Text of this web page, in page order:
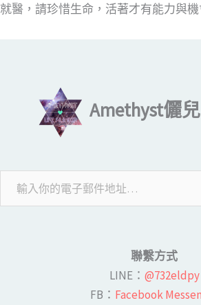
就醫，請珍惜生命，活著才有能力與機
Amethyst儷
聯繫方式
LINE​： @732eldpy
FB：​ Facebook